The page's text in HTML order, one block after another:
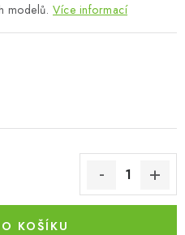
ochrany osobních údajů
modelů. Více informací
KOŠÍKU